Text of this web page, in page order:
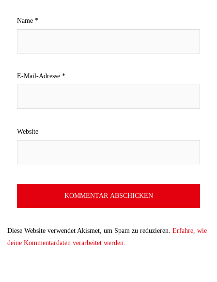
Name *
E-Mail-Adresse *
Website
Diese Website verwendet Akismet, um Spam zu reduzieren. Erfahre, wie
deine Kommentardaten verarbeitet werden.